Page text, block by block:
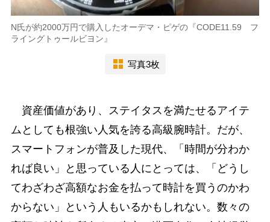
N氏が約2000万円で購入したオーデマ・ピゲの『CODE11.59 フ
ライングトゥールビヨン』
写真3枚
資産価値があり、ステイタスを満たせるアイテ
ムとしても根強い人気を誇る高級腕時計。だが、
スマートフォンが普及した現代、「時間が分わか
れば良い」と思っている人にとっては、「どうし
てわざわざ高額なお金を払って時計を買うのかわ
からない」という人もいるかもしれない。数々の